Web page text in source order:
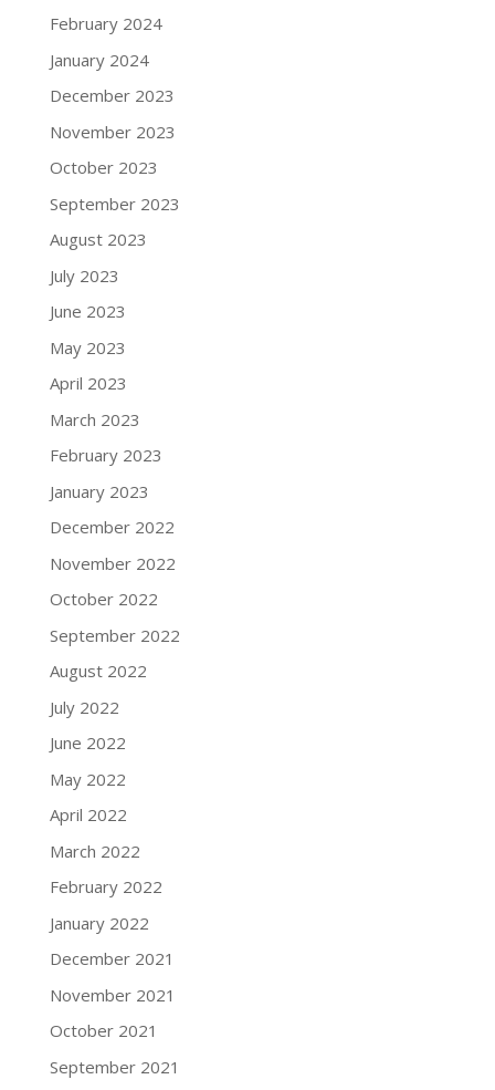
February 2024
January 2024
December 2023
November 2023
October 2023
September 2023
August 2023
July 2023
June 2023
May 2023
April 2023
March 2023
February 2023
January 2023
December 2022
November 2022
October 2022
September 2022
August 2022
July 2022
June 2022
May 2022
April 2022
March 2022
February 2022
January 2022
December 2021
November 2021
October 2021
September 2021